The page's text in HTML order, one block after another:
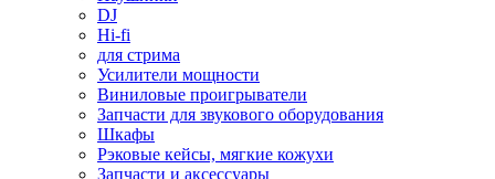
DJ
Hi-fi
для стрима
Усилители мощности
Виниловые проигрыватели
Запчасти для звукового оборудования
Шкафы
Рэковые кейсы, мягкие кожухи
Запчасти и аксессуары